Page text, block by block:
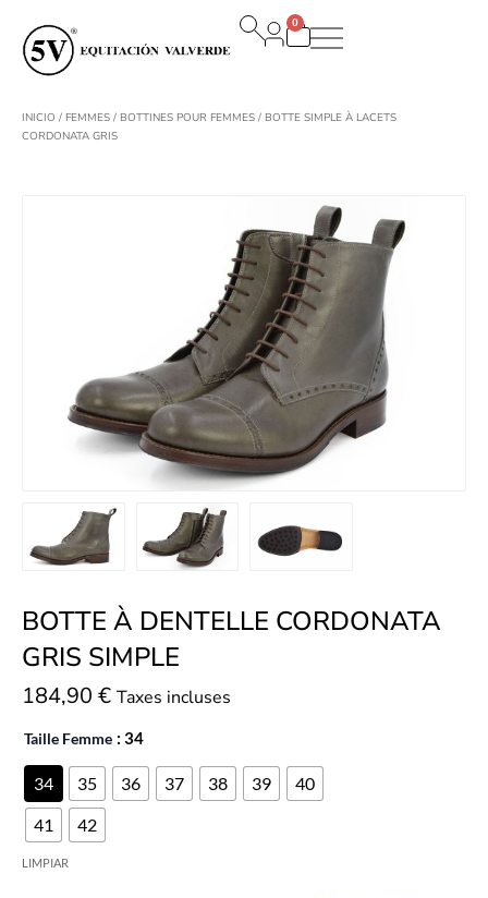
contenu
0
Panier
INICIO / FEMMES / BOTTINES POUR FEMMES / BOTTE SIMPLE À LACETS
CORDONATA GRIS
BOTTE À DENTELLE CORDONATA
GRIS SIMPLE
184,90 € Taxes incluses
Taille Femme : 34
34 35 36 37 38 39
40
41
42
LIMPIAR